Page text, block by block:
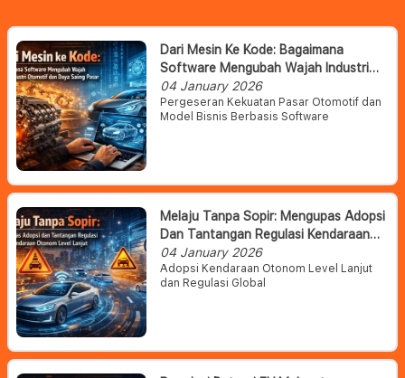
Dari Mesin Ke Kode: Bagaimana
Software Mengubah Wajah Industri
Otomotif Dan Daya Saing Pasar
04 January 2026
Pergeseran Kekuatan Pasar Otomotif dan
Model Bisnis Berbasis Software
Melaju Tanpa Sopir: Mengupas Adopsi
Dan Tantangan Regulasi Kendaraan
Otonom Level Lanjut
04 January 2026
Adopsi Kendaraan Otonom Level Lanjut
dan Regulasi Global